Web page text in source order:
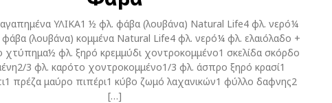
ΥΛΙΚΑ1 ½ φλ. φάβα (λουβάνα) Νatural Life4 φλ. νερό¼
φάβα (λουβάνα) κομμένα Νatural Life4 φλ. νερό¼ φλ. ελαιόλαδο +
χτύπημα½ φλ. ξηρό κρεμμύδι χοντροκομμένο1 σκελίδα σκόρδο
3 φλ. καρότο χοντροκομμένο1/3 φλ. άσπρο ξηρό κρασί1
πρέζα μαύρο πιπέρι1 κύβο ζωμό λαχανικών1 φύλλο δαφνης2
[…]